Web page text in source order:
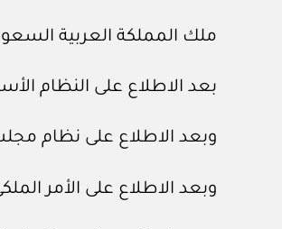
ملك المملكة العربية
بعد الاطلاع على النظام الأساسي
وبعد الاطلاع على نظام مجلس الوزراء،
وبعد الاطلاع على الأمر الملكي رقم (٣٦٣٤٧) بتاريخ